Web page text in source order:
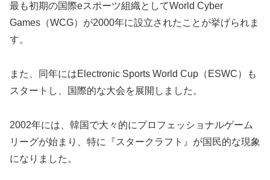
最も初期の国際eスポーツ組織としてWorld Cyber
Games（WCG）が2000年に設立されたことが挙げられま
す。
また、同年にはElectronic Sports World Cup（ESWC）も
スタートし、国際的な大会を展開しました。
2002年には、韓国で大々的にプロフェッショナルゲーム
リーグが始まり、特に『スタークラフト』が国民的な現象
になりました。